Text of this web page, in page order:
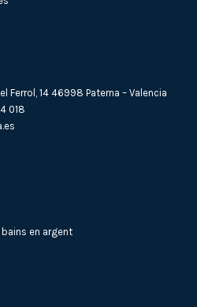
Ferrol, 14 46998 Paterna – Valencia
018
en argent